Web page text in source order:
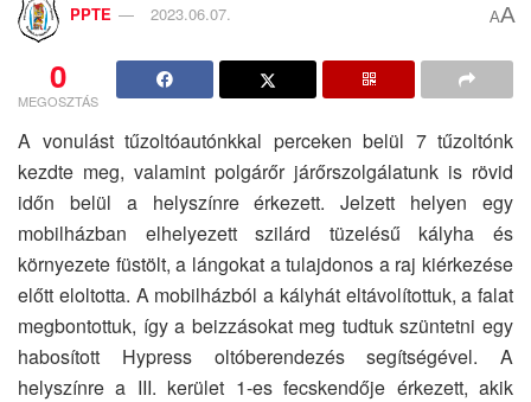
PPTE 2023.06.07. AA
0
MEGOSZTÁS
A vonulást tűzoltóautónkkal perceken belül 7 tűzoltónk
kezdte meg, valamint polgárőr járőrszolgálatunk is rövid
időn belül a helyszínre érkezett. Jelzett helyen egy
mobilházban elhelyezett szilárd tüzelésű kályha és
környezete füstölt, a lángokat a tulajdonos a raj kiérkezése
előtt eloltotta. A mobilházból a kályhát eltávolítottuk, a falat
megbontottuk, így a beizzásokat meg tudtuk szüntetni egy
habosított Hypress oltóberendezés segítségével. A
helyszínre a III. kerület 1-es fecskendője érkezett, akik